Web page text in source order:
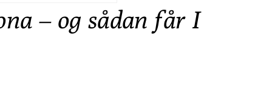
– og sådan får I